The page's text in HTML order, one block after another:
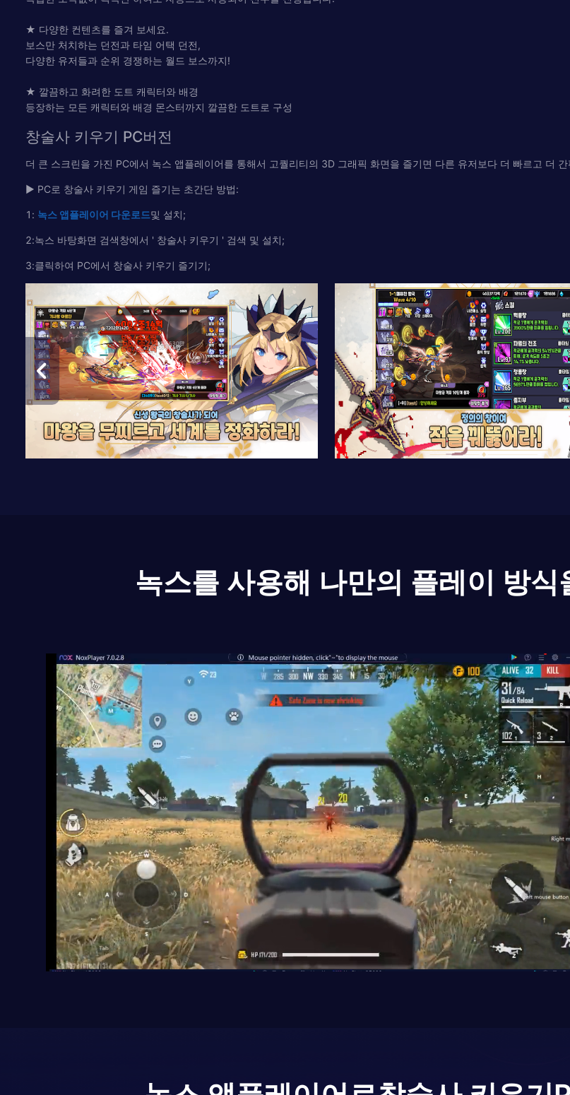
★ 다양한 컨텐츠를 즐겨 보세요.
보스만 처치하는 던전과 타임 어택 던전,
다양한 유저들과 순위 경쟁하는 월드 보스까지!
★ 깔끔하고 화려한 도트 캐릭터와 배경
등장하는 모든 캐릭터와 배경 몬스터까지 깔끔한 도트로 구성
창술사 키우기 PC버전
더 큰 스크린을 가진 PC에서 녹스 앱플레이어를 통해서 고퀄리티의 3D 그래픽 화면을 즐기면 다른 유저보다 더 빠르고 더
▶ PC로 창술사 키우기 게임 즐기는 초간단 방법:
1: 녹스 앱플레이어 다운로드및 설치;
2:녹스 바탕화면 검색창에서 ' 창술사 키우기 ' 검색 및 설치;
3:클릭하여 PC에서 창술사 키우기 즐기기;
녹스를 사용해 나만의 플레이 방